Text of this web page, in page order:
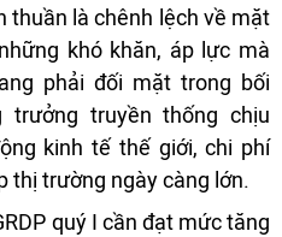
thuần là chênh lệch về mặt
khó khăn, áp lực mà
phải đối mặt trong bối
truyền thống chịu
kinh tế thế giới, chi phí
thị trường ngày càng lớn.
quý I cần đạt mức tăng